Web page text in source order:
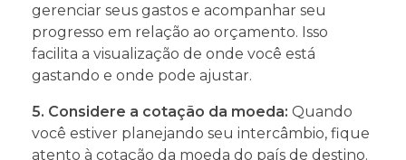
gerenciar seus gastos e acompanhar seu
progresso em relação ao orçamento. Isso
facilita a visualização de onde você está
gastando e onde pode ajustar.
5. Considere a cotação da moeda: Quando
você estiver planejando seu intercâmbio, fique
atento à cotação da moeda do país de destino.